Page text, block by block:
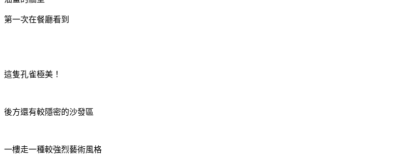
第一次在餐廳看到
這隻孔雀極美！
後方還有較隱密的沙發區
一樓走一種較強烈藝術風格